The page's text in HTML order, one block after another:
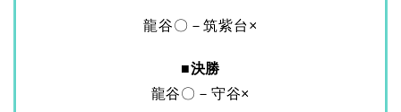
龍谷〇－筑紫台×
■決勝
龍谷〇－守谷×